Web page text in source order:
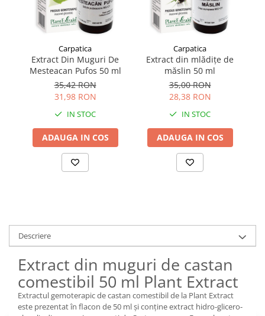
Carpatica
Extract Din Muguri De
Mesteacan Pufos 50 ml
35,42 RON
31,98 RON
IN STOC
ADAUGA IN COS
Carpatica
Extract din mlădițe de
măslin 50 ml
35,00 RON
28,38 RON
IN STOC
ADAUGA IN COS
Descriere
Extract din muguri de castan
comestibil 50 ml Plant Extract
Extractul gemoterapic de castan comestibil de la Plant Extract
este prezentat în flacon de 50 ml și conține extract hidro-glicero-